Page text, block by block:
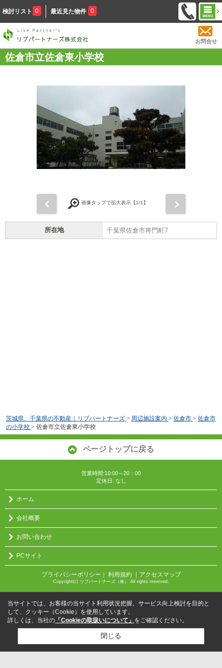
検討リスト 0 最近見た物件 0
お問合せ
佐倉市立佐倉東小学校
画像タップで拡大表示【1/1】
所在地 千葉県佐倉市将門町7
茨城県、千葉県の不動産｜リブパートナーズ > 周辺施設案内 > 佐倉市 > 佐倉市
の小学校 > 佐倉市立佐倉東小学校
ページトップに戻る
営業時間:10:00～20：00
定休日: なし
ホーム
会社概要
お問い合わせ
PCサイト
プライバシーポリシー ｜ 利用規約 ｜アクセスマップ
Copyright(c) リブパートナーズ（株） All rights reserved.
当サイトでは、お客様の当サイト利用状況把握、サービス向上検討を目的と
して、クッキー（Cookie）を使用しています。
詳しくは、当社の 「Cookieの取扱いについて」 をご確認ください。
閉じる